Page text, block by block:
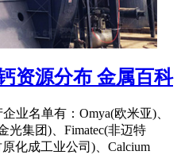
资源分布 金属百科
业名单有：Omya(欧米亚)、
光集团)、Fimatec(非迈特
原化成工业公司)、Calcium